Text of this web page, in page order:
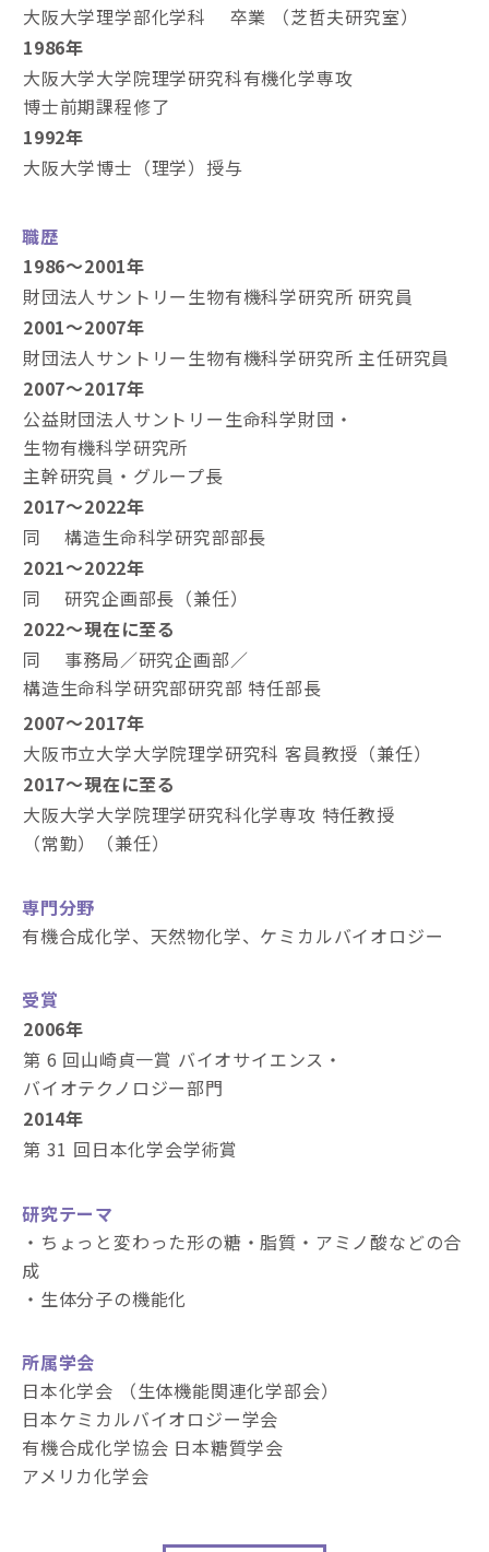
大阪大学理学部化学科 卒業 （芝哲夫研究室）
1986年
大阪大学大学院理学研究科有機化学専攻
博士前期課程修了
1992年
大阪大学博士（理学）授与
職歴
1986〜2001年
財団法人サントリー生物有機科学研究所 研究員
2001～2007年
財団法人サントリー生物有機科学研究所 主任研究員
2007～2017年
公益財団法人サントリー生命科学財団・
生物有機科学研究所
主幹研究員・グループ長
2017～2022年
同 構造生命科学研究部部長
2021～2022年
同 研究企画部長（兼任）
2022〜現在に至る
同 事務局／研究企画部／
構造生命科学研究部研究部 特任部長
2007〜2017年
大阪市立大学大学院理学研究科 客員教授（兼任）
2017～現在に至る
大阪大学大学院理学研究科化学専攻 特任教授
（常勤）（兼任）
専門分野
有機合成化学、天然物化学、ケミカルバイオロジー
受賞
2006年
第 6 回山崎貞一賞 バイオサイエンス・
バイオテクノロジー部門
2014年
第 31 回日本化学会学術賞
研究テーマ
・ちょっと変わった形の糖・脂質・アミノ酸などの合
成
・生体分子の機能化
所属学会
日本化学会 （生体機能関連化学部会）
日本ケミカルバイオロジー学会
有機合成化学協会 日本糖質学会
アメリカ化学会